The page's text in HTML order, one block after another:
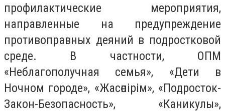
профилактические мероприятия,
направленные на предупреждение
противоправных деяний в подростковой
среде. В частности, ОПМ
«Неблагополучная семья», «Дети в
Ночном городе», «Жасөпірім», «Подросток-
Закон-Безопасность», «Каникулы»,